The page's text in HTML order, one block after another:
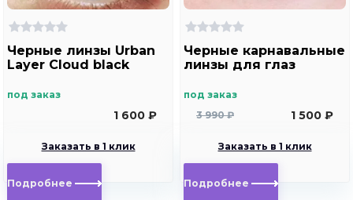
Черные линзы Urban
Layer Cloud black
под заказ
1 600 ₽
Заказать в 1 клик
Подробнее
Черные карнавальные
линзы для глаз
под заказ
3 990 ₽
1 500 ₽
Заказать в 1 клик
Подробнее